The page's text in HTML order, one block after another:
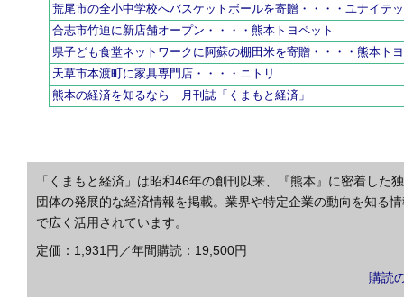
荒尾市の全小中学校へバスケットボールを寄贈・・・・ユナイテ
合志市竹迫に新店舗オープン・・・・熊本トヨペット
県子ども食堂ネットワークに阿蘇の棚田米を寄贈・・・・熊本ト
天草市本渡町に家具専門店・・・・ニトリ
熊本の経済を知るなら 月刊誌「くまもと経済」
「くまもと経済」は昭和46年の創刊以来、『熊本』に密着し
団体の発展的な経済情報を掲載。業界や特定企業の動向を知る
で広く活用されています。
定価：1,931円／年間購読：19,500円
購読